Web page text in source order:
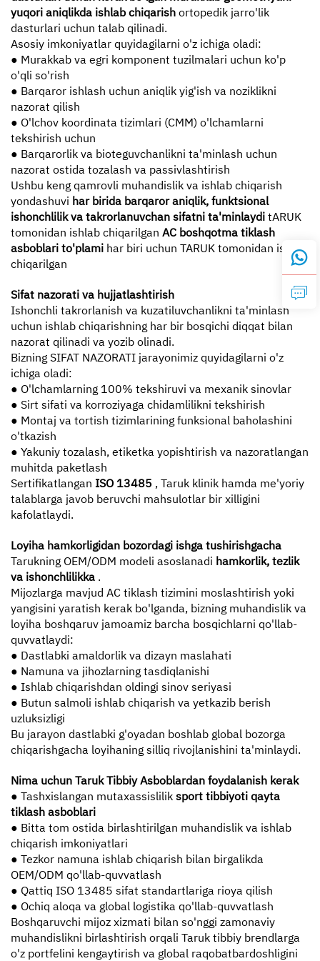
yuqori aniqlikda ishlab chiqarish ortopedik jarro'lik
dasturlari uchun talab qilinadi.
Asosiy imkoniyatlar quyidagilarni o'z ichiga oladi:
● Murakkab va egri komponent tuzilmalari uchun ko'p
o'qli so'rish
● Barqaror ishlash uchun aniqlik yig'ish va noziklikni
nazorat qilish
● O'lchov koordinata tizimlari (CMM) o'lchamlarni
tekshirish uchun
● Barqarorlik va bioteguvchanlikni ta'minlash uchun
nazorat ostida tozalash va passivlashtirish
Ushbu keng qamrovli muhandislik va ishlab chiqarish
yondashuvi har birida barqaror aniqlik, funktsional
ishonchlilik va takrorlanuvchan sifatni ta'minlaydi tARUK
tomonidan ishlab chiqarilgan AC boshqotma tiklash
asboblari to'plami har biri uchun TARUK tomonidan ishlab
chiqarilgan
Sifat nazorati va hujjatlashtirish
Ishonchli takrorlanish va kuzatiluvchanlikni ta'minlash
uchun ishlab chiqarishning har bir bosqichi diqqat bilan
nazorat qilinadi va yozib olinadi.
Bizning SIFAT NAZORATI jarayonimiz quyidagilarni o'z
ichiga oladi:
● O'lchamlarning 100% tekshiruvi va mexanik sinovlar
● Sirt sifati va korroziyaga chidamlilikni tekshirish
● Montaj va tortish tizimlarining funksional baholashini
o'tkazish
● Yakuniy tozalash, etiketka yopishtirish va nazoratlangan
muhitda paketlash
Sertifikatlangan ISO 13485 , Taruk klinik hamda me'yoriy
talablarga javob beruvchi mahsulotlar bir xilligini
kafolatlaydi.
Loyiha hamkorligidan bozordagi ishga tushirishgacha
Tarukning OEM/ODM modeli asoslanadi hamkorlik, tezlik
va ishonchlilikka .
Mijozlarga mavjud AC tiklash tizimini moslashtirish yoki
yangisini yaratish kerak bo'lganda, bizning muhandislik va
loyiha boshqaruv jamoamiz barcha bosqichlarni qo'llab-
quvvatlaydi:
● Dastlabki amaldorlik va dizayn maslahati
● Namuna va jihozlarning tasdiqlanishi
● Ishlab chiqarishdan oldingi sinov seriyasi
● Butun salmoli ishlab chiqarish va yetkazib berish
uzluksizligi
Bu jarayon dastlabki g'oyadan boshlab global bozorga
chiqarishgacha loyihaning silliq rivojlanishini ta'minlaydi.
Nima uchun Taruk Tibbiy Asboblardan foydalanish kerak
● Tashxislangan mutaxassislilik sport tibbiyoti qayta
tiklash asboblari
● Bitta tom ostida birlashtirilgan muhandislik va ishlab
chiqarish imkoniyatlari
● Tezkor namuna ishlab chiqarish bilan birgalikda
OEM/ODM qo'llab-quvvatlash
● Qattiq ISO 13485 sifat standartlariga rioya qilish
● Ochiq aloqa va global logistika qo'llab-quvvatlash
Boshqaruvchi mijoz xizmati bilan so'nggi zamonaviy
muhandislikni birlashtirish orqali Taruk tibbiy brendlarga
o'z portfelini kengaytirish va global raqobatbardoshligini